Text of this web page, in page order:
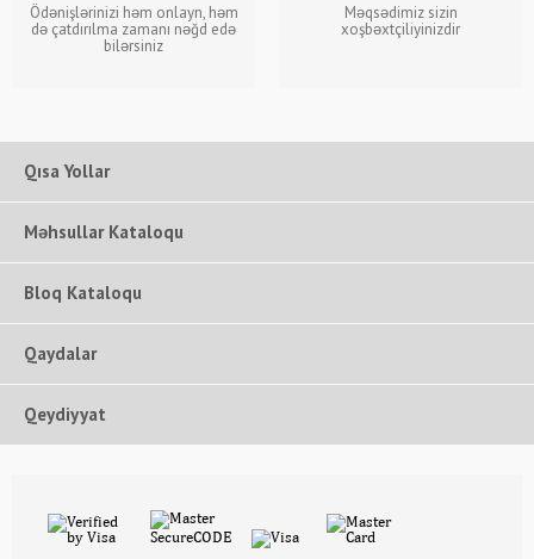
Ödənişlərinizi həm onlayn, həm
də çatdırılma zamanı nəğd edə
bilərsiniz
Məqsədimiz sizin
xoşbəxtçiliyinizdir
Qısa Yollar
Məhsullar Kataloqu
Bloq Kataloqu
Qaydalar
Qeydiyyat